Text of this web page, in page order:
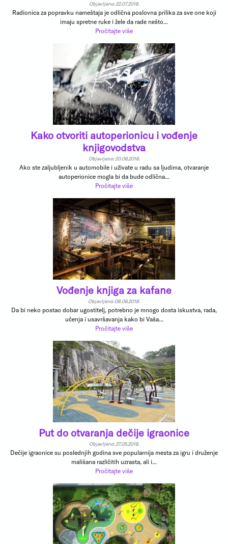
Objavljeno: 22.07.2018.
Radionica za popravku nameštaja je odlična poslovna prilika za sve one koji
imaju spretne ruke i žele da rade nešto...
Pročitajte više
Kako otvoriti autoperionicu i vođenje
knjigovodstva
Objavljeno: 20.06.2018.
Ako ste zaljubljenik u automobile i uživate u radu sa ljudima, otvaranje
autoperionice mogla bi da bude odlična...
Pročitajte više
Vođenje knjiga za kafane
Objavljeno: 08.06.2018.
Da bi neko postao dobar ugostitelj, potrebno je mnogo dosta iskustva, rada,
učenja i usavršavanja kako bi Vaša...
Pročitajte više
Put do otvaranja dečije igraonice
Objavljeno: 27.05.2018.
Dečije igraonice su poslednjih godina sve popularnija mesta za igru i druženje
mališana različitih uzrasta, ali i...
Pročitajte više